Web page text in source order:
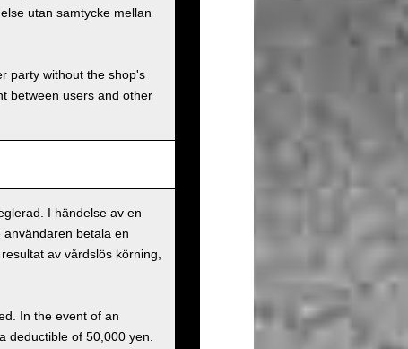
utan samtycke mellan
party without the shop's
between users and other
I händelse av en
betala en
av vårdslös körning,
In the event of an
deductible of 50,000 yen.